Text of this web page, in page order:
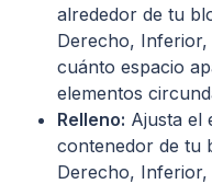
alrededor de tu
Derecho, Inferior,
cuánto espacio
elementos
Relleno: Ajusta el
contenedor de tu
Derecho, Inferior,